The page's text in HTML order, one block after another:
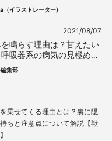
イラストレーター)
2021/08/07
鳴らす理由は？甘えたい
吸器系の病気の見極め方
修】
集部
乗せてくる理由とは？裏に隠
ちと注意点について解説【獣